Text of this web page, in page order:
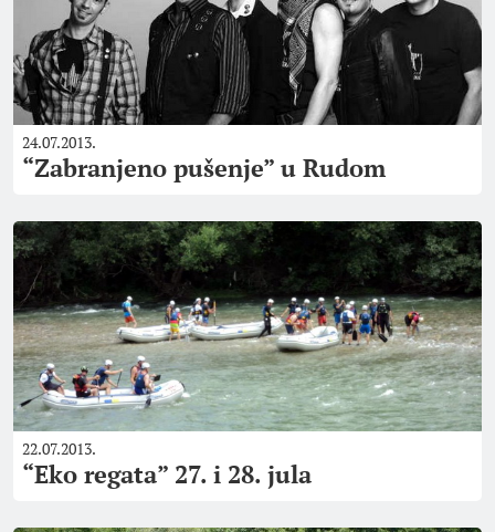
24.07.2013.
“Zabranjeno pušenje” u Rudom
22.07.2013.
“Eko regata” 27. i 28. jula